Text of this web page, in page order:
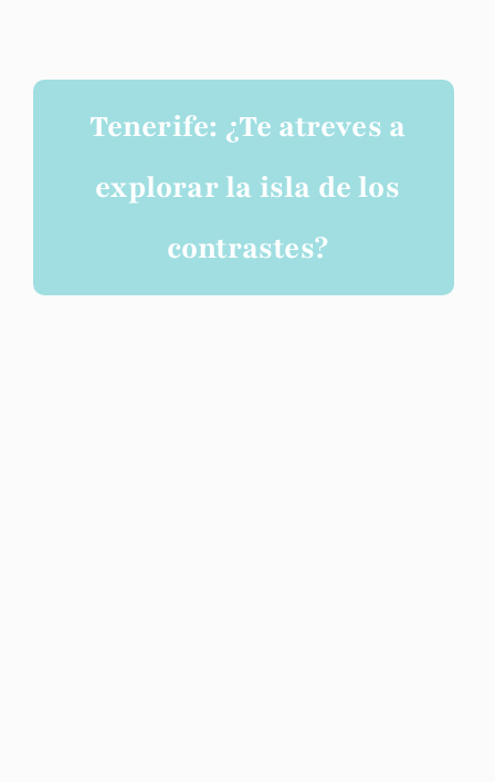
Tenerife: ¿Te atreves a
explorar la isla de los
contrastes?